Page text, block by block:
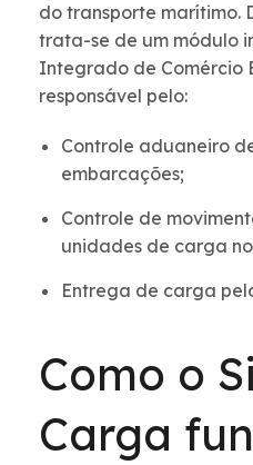
do transporte marítimo.
trata-se de um módulo
Integrado de Comércio
responsável pelo:
Controle aduaneiro
embarcações;
Controle de
unidades de carga
Entrega de carga
Como o
Carga